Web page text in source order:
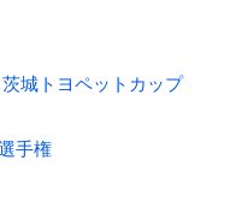
城トヨペットカップ
手権